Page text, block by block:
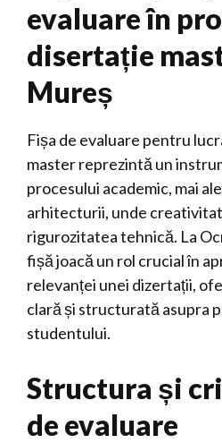
evaluare în
disertație
Mureș
Fișa de evaluare pentru
master reprezintă un
procesului academic, mai
arhitecturii, unde
rigurozitatea tehnică. La
fișă joacă un rol crucial în
relevanței unei dizertații,
clară și structurată asupra
studentului.
Structura și
de evaluare